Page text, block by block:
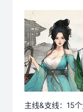
主线&支线：15